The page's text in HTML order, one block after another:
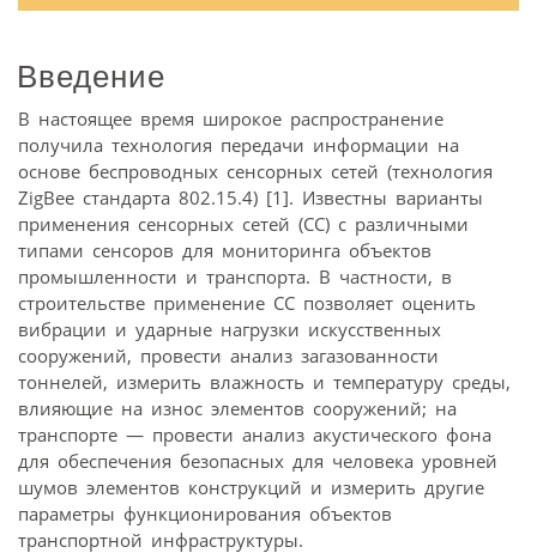
Введение
В настоящее время широкое распространение
получила технология передачи информации на
основе беспроводных сенсорных сетей (технология
ZigBee стандарта 802.15.4) [1]. Известны варианты
применения сенсорных сетей (СС) с различными
типами сенсоров для мониторинга объектов
промышленности и транспорта. В частности, в
строительстве применение СС позволяет оценить
вибрации и ударные нагрузки искусственных
сооружений, провести анализ загазованности
тоннелей, измерить влажность и температуру среды,
влияющие на износ элементов сооружений; на
транспорте — провести анализ акустического фона
для обеспечения безопасных для человека уровней
шумов элементов конструкций и измерить другие
параметры функционирования объектов
транспортной инфраструктуры.